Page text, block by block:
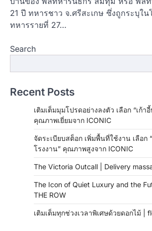
21 ปี ทหารชาว จ.ศรีสะเกษ ซึ่งถูกระบุใน
ทหารรายที่ 27…
Search
Recent Posts
เติมเต็มมุมโปรดอย่างลงตัว เลือก “เก้า
คุณภาพเยี่ยมจาก ICONIC
จัดระเบียบสต็อก เพิ่มพื้นที่ใช้งาน เลือก
โรงงาน” คุณภาพสูงจาก ICONIC
The Victoria Outcall | Delivery
The Icon of Quiet Luxury and the
THE ROW
เติมเต็มทุกช่วงเวลาพิเศษด้วยดอกไม้ |